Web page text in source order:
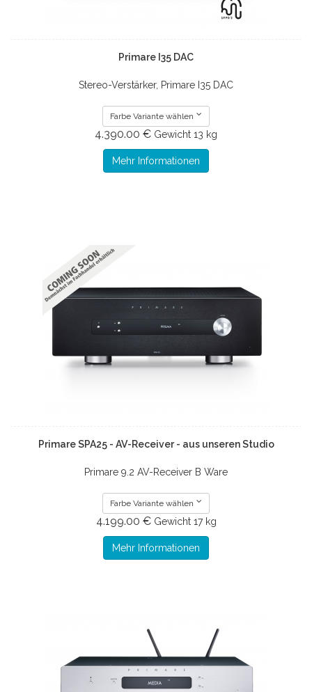
Primare I35 DAC
Stereo-Verstärker, Primare I35 DAC
Farbe Variante wählen
4.390.00 € Gewicht 13 kg
Mehr Informationen
Primare SPA25 - AV-Receiver - aus unseren Studio
Primare 9.2 AV-Receiver B Ware
Farbe Variante wählen
4.199.00 € Gewicht 17 kg
Mehr Informationen